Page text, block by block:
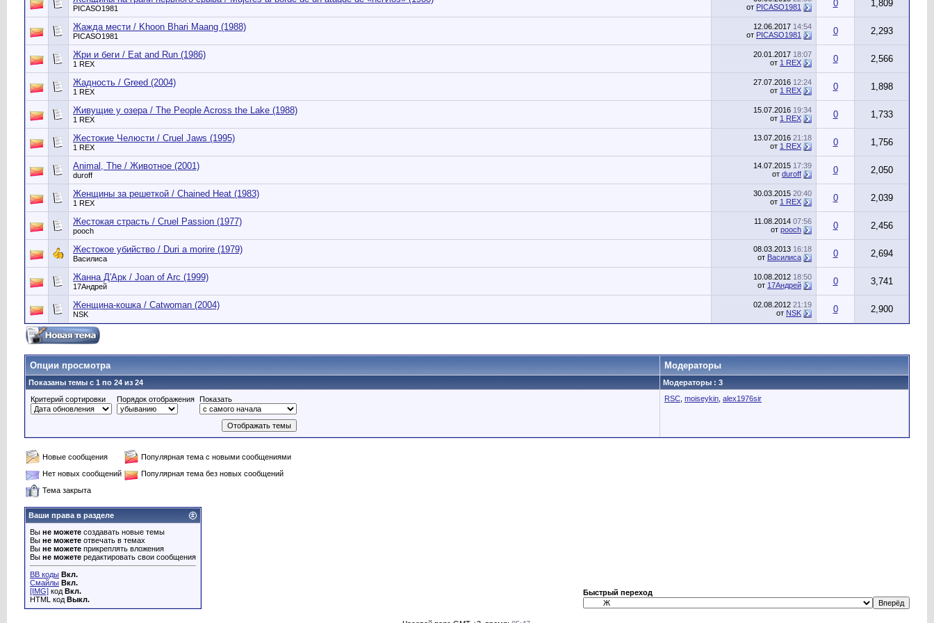
PICASO1981
от PICASO1981 0 1,809
Жажда мести / Khoon Bhari Maаng (1988)
PICASO1981
12.06.2017 14:54
от PICASO1981 0 2,293
Жри и беги / Eat and Run (1986)
1 REX
20.01.2017 18:07
от 1 REX 0 2,566
Жадность / Greed (2004)
1 REX
27.07.2016 12:24
от 1 REX 0 1,898
Живущие у озера / The People Across the Lake (1988)
1 REX
15.07.2016 19:34
от 1 REX 0 1,733
Жестокие Челюсти / Cruel Jaws (1995)
1 REX
13.07.2016 21:18
от 1 REX 0 1,756
Animal, The / Животное (2001)
duroff
14.07.2015 17:39
от duroff 0 2,050
Женщины за решеткой / Chained Heat (1983)
1 REX
30.03.2015 20:40
от 1 REX 0 2,039
Жестокая страсть / Cruel Passion (1977)
pooch
11.08.2014 07:56
от pooch 0 2,456
Жестокое убийство / Duri a morire (1979)
Василиса
08.03.2013 16:18
от Василиса 0 2,694
Жанна Д'Арк / Joan of Arc (1999)
17Андрей
10.08.2012 18:50
от 17Андрей 0 3,741
Женщина-кошка / Catwoman (2004)
NSK
02.08.2012 21:19
от NSK 0 2,900
Опции просмотра Модераторы
Показаны темы с 1 по 24 из 24
Модераторы : 3
Критерий сортировки
Порядок отображения Показать RSC moiseykin alex1976sir
Новые сообщения
Популярная тема с новыми сообщениями
Нет новых сообщений
Популярная тема без новых сообщений
Тема закрыта
Ваши права в разделе
Вы не можете создавать новые темы
Вы не можете отвечать в темах
Вы не можете прикреплять вложения
Вы не можете редактировать свои сообщения
BB коды Вкл.
Смайлы Вкл.
[IMG] код Вкл.
HTML код Выкл.
Быстрый переход